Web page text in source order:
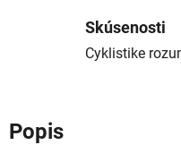
Skúsenosti
Cyklistike
Popis